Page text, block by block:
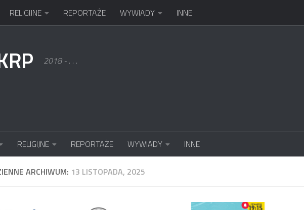
RELIGIJNE REPORTAŻE WYWIADY INNE
2018 - . . .
RELIGIJNE REPORTAŻE WYWIADY INNE
ARCHIWUM: 13 LISTOPADA, 2025